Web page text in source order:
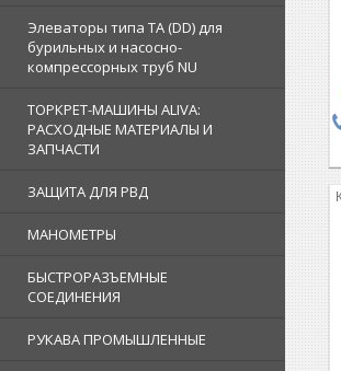
Элеваторы типа TA (DD) для
бурильных и насосно-
компрессорных труб NU
ТОРКРЕТ-МАШИНЫ ALIVA:
РАСХОДНЫЕ МАТЕРИАЛЫ И
ЗАПЧАСТИ
ЗАЩИТА ДЛЯ РВД
МАНОМЕТРЫ
БЫСТРОРАЗЪЕМНЫЕ
СОЕДИНЕНИЯ
РУКАВА ПРОМЫШЛЕННЫЕ